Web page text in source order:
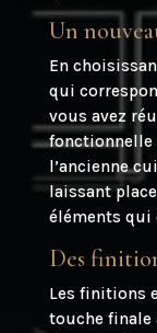
Un
En
qui
vous avez
fonctionnelle
l’ancienne
laissant
éléments qui
Des
Les finitions
touche finale